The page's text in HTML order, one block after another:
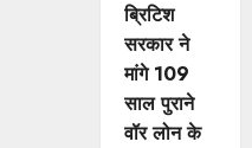
ब्रिटिश
सरकार ने
मांगे 109
साल पुराने
वॉर लोन के